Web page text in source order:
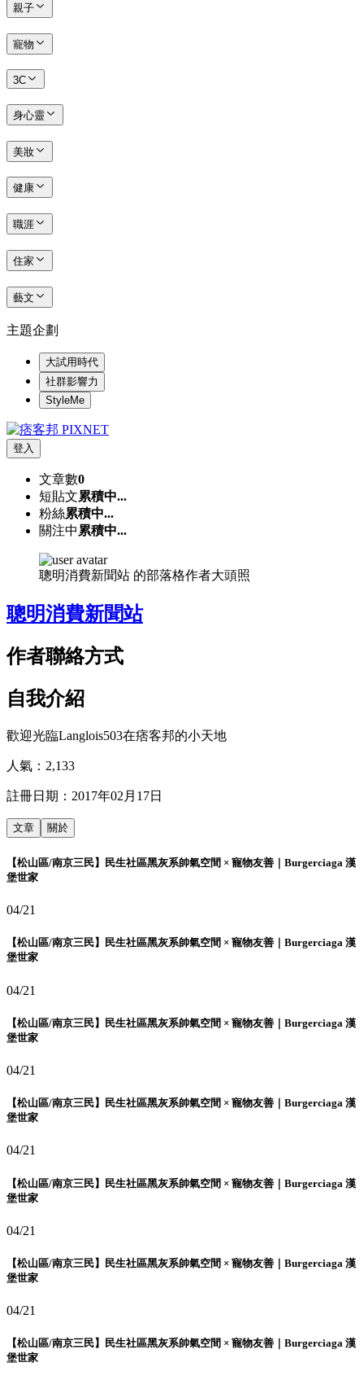
親子
寵物
3C
身心靈
美妝
健康
職涯
住家
藝文
主題企劃
大試用時代
社群影響力
StyleMe
登入
文章數0
短貼文累積中...
粉絲累積中...
關注中 累積中...
聰明消費新聞站 的部落格作者大頭照
聰明消費新聞站
作者聯絡方式
自我介紹
歡迎光臨Langlois503在痞客邦的小天地
人氣： 2,133
註冊日期： 2017年02月17日
文章 關於
【松山區/南京三民】民生社區黑灰系帥氣空間 × 寵物友善｜Burgerciaga 漢
堡世家
04/21
【松山區/南京三民】民生社區黑灰系帥氣空間 × 寵物友善｜Burgerciaga 漢
堡世家
04/21
【松山區/南京三民】民生社區黑灰系帥氣空間 × 寵物友善｜Burgerciaga 漢
堡世家
04/21
【松山區/南京三民】民生社區黑灰系帥氣空間 × 寵物友善｜Burgerciaga 漢
堡世家
04/21
【松山區/南京三民】民生社區黑灰系帥氣空間 × 寵物友善｜Burgerciaga 漢
堡世家
04/21
【松山區/南京三民】民生社區黑灰系帥氣空間 × 寵物友善｜Burgerciaga 漢
堡世家
04/21
【松山區/南京三民】民生社區黑灰系帥氣空間 × 寵物友善｜Burgerciaga 漢
堡世家